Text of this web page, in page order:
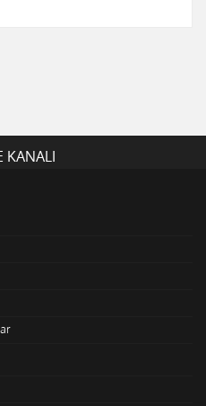
KANALI